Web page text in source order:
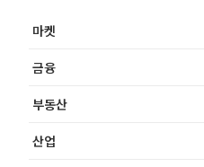
마켓
금융
부동산
산업